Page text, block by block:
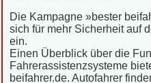
Die Kampagne »bester
sich für mehr Sicherheit auf
ein.
Einen Überblick über die
Fahrerassistenzsysteme
beifahrer.de. Autofahrer